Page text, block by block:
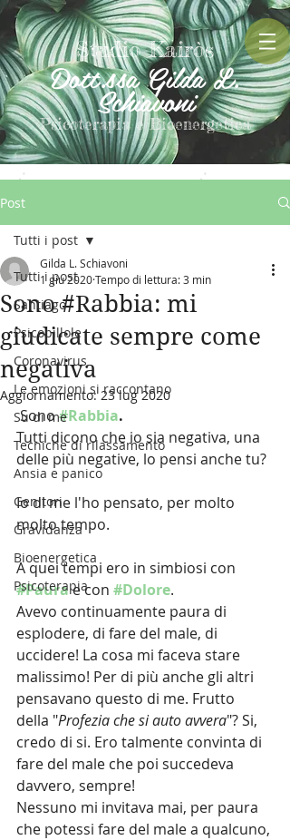
Studio Kairòs
Dott.ssa Gilda L.
Schiavoni
Psicoterapia e Bioenergetica
Post
Tutti i post
Santiago
Psicopillole
Coronavirus
Le emozioni si raccontano
Su di me
Tecniche di rilassamento
Ansia e panico
Genitori
Gravidanza
Bioenergetica
Psicoterapia
Tutti i post
Sono #Rabbia: mi
giudicate sempre come
negativa
Gilda L. Schiavoni
1 giu 2020Tempo di lettura: 3 min
Aggiornamento:23 lug 2020
Sono #Rabbia.
Tutti dicono che io sia negativa, una
delle più negative, lo pensi anche tu?
Io di me l'ho pensato, per molto
molto tempo.
A quei tempi ero in simbiosi con
#Paura e con #Dolore.
Avevo continuamente paura di
esplodere, di fare del male, di
uccidere! La cosa mi faceva stare
malissimo! Per di più anche gli altri
pensavano questo di me. Frutto
della "Profezia che si auto avvera"? Si,
credo di si. Ero talmente convinta di
fare del male che poi succedeva
davvero, sempre!
Nessuno mi invitava mai, per paura
che potessi fare del male a qualcuno,